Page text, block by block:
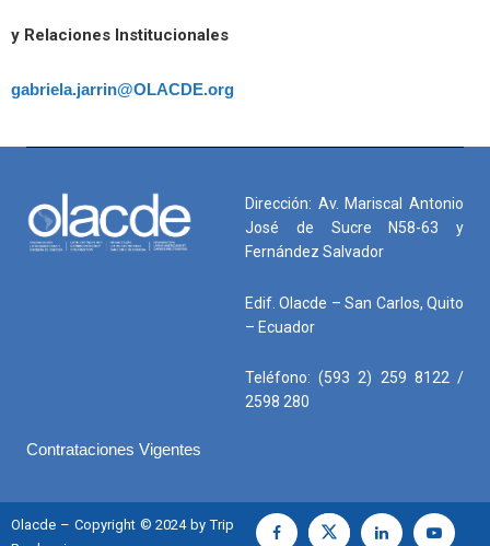
y Relaciones Institucionales
gabriela.jarrin@OLACDE.org
Dirección: Av. Mariscal Antonio
José de Sucre N58-63 y
Fernández Salvador
Edif. Olacde – San Carlos, Quito
– Ecuador
Teléfono: (593 2) 259 8122 /
2598 280
Contrataciones Vigentes
Olacde – Copyright © 2024 by Trip